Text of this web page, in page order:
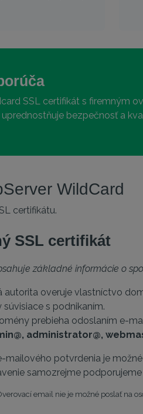
SSL certifikát s firemným
bezpečnosť a
WildCard
certifikátu.
SSL certifikát
základné informácie o
autorita overuje vlastníctvo
s podnikaním.
prebieha odoslaním e-
administrator@,
mailového potvrdenia je
samozrejme
email nie je možné poslať na